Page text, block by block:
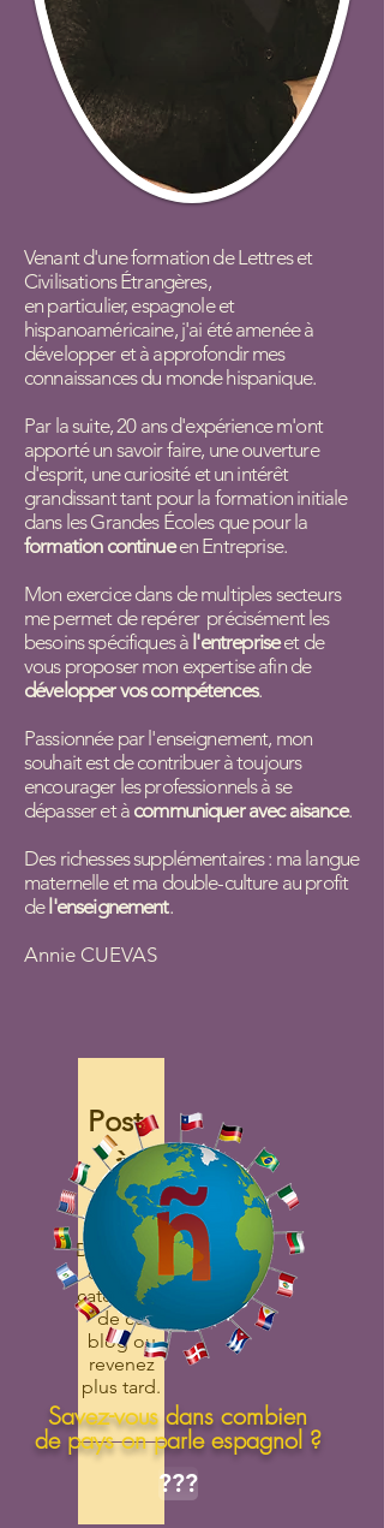
Venant d'une formation de Lettres et
Civilisations Étrangères,
en particulier, espagnole et
hispanoaméricaine, j'ai été amenée à
développer et à approfondir mes
connaissances du monde hispanique.
Par la suite, 20 ans d'expérience m'ont
apporté un savoir faire, une ouverture
d'esprit, une curiosité et un intérêt
grandissant tant pour la formation initiale
dans les Grandes Écoles que pour la
formation continueen Entreprise.
Mon exercice dans de multiples secteurs
me permet de repérer précisément les
besoins spécifiques à l'entrepriseet de
vous proposer mon expertise afin de
développer vos compétences.
Passionnée par l'enseignement, mon
souhait est de contribuer à toujours
encourager les professionnels à se
dépasser et à communiquer avec aisance.
Des richesses supplémentaires : ma langue
maternelle et ma double-culture au profit
de l'enseignement.
Annie CUEVAS
Posts
à
venir
Découvrez
d'autres
catégories
de ce
blog ou
revenez
plus tard.
Savez-vous dans combien
de pays on parle espagnol ?
???